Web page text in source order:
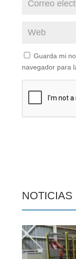
Guarda mi
navegador para
NOTICIAS